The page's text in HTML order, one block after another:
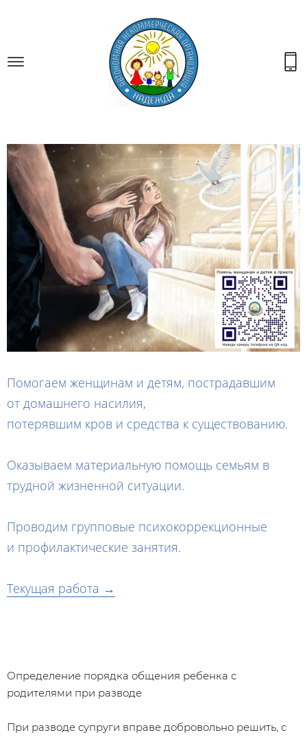
Помогаем женщинам и детям, пострадавшим
от домашнего насилия,
потерявшим кров и средства к существованию.
Оказываем материальную помощь семьям в
трудной жизненной ситуации.
Проводим групповые психокоррекционные
и профилактические занятия.
Текущая работа →
Определение порядка общения ребенка с
родителями при разводе
При разводе супруги вправе добровольно решить, с